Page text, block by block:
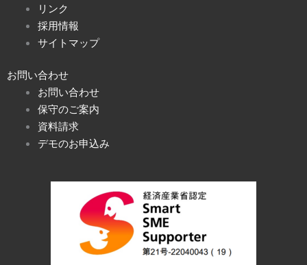
リンク
採用情報
サイトマップ
お問い合わせ
お問い合わせ
保守のご案内
資料請求
デモのお申込み